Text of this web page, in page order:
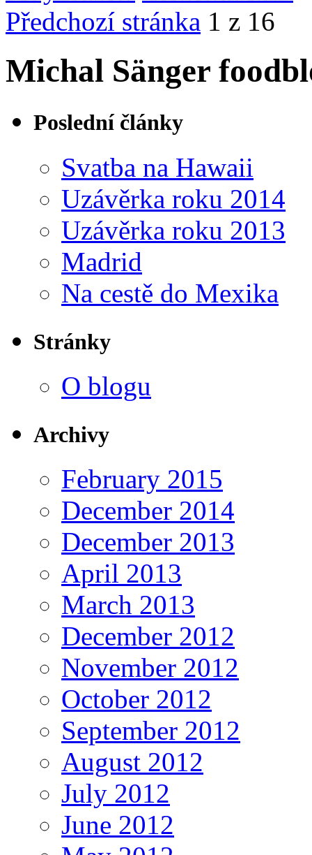
Předchozí stránka 1 z 16
Michal Sänger
Poslední články
Svatba na Hawaii
Uzávěrka roku 2014
Uzávěrka roku 2013
Madrid
Na cestě do Mexika
Stránky
O blogu
Archivy
February 2015
December 2014
December 2013
April 2013
March 2013
December 2012
November 2012
October 2012
September 2012
August 2012
July 2012
June 2012